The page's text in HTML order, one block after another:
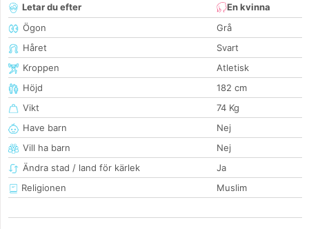
Letar du efter
En kvinna
Ögon
Grå
Håret
Svart
Kroppen
Atletisk
Höjd
182 cm
Vikt
74 Kg
Have barn
Nej
Vill ha barn
Nej
Ändra stad / land för kärlek
Ja
Religionen
Muslim